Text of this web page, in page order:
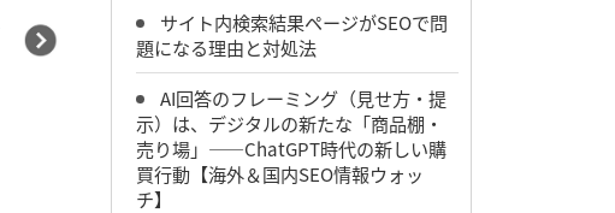
サイト内検索結果ページがSEOで問
題になる理由と対処法
AI回答のフレーミング（見せ方・提
示）は、デジタルの新たな「商品棚・
売り場」――ChatGPT時代の新しい購
買行動【海外＆国内SEO情報ウォッ
チ】